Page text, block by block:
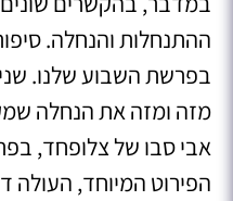
ההתנחלות והנחלה.
בפרשת השבוע שלנו.
מזה ומזה את הנחלה
אבי סבו של צלופחד,
הפירוט המיוחד,